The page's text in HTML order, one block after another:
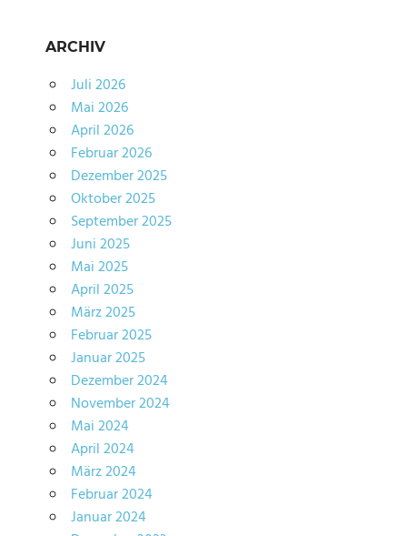
ARCHIV
Juli 2026
Mai 2026
April 2026
Februar 2026
Dezember 2025
Oktober 2025
September 2025
Juni 2025
Mai 2025
April 2025
März 2025
Februar 2025
Januar 2025
Dezember 2024
November 2024
Mai 2024
April 2024
März 2024
Februar 2024
Januar 2024